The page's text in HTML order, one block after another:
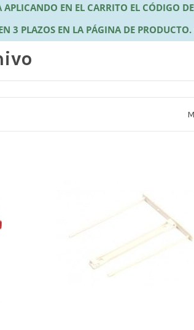
EN EL CARRITO EL CÓDIGO
3 PLAZOS EN LA PÁGINA DE